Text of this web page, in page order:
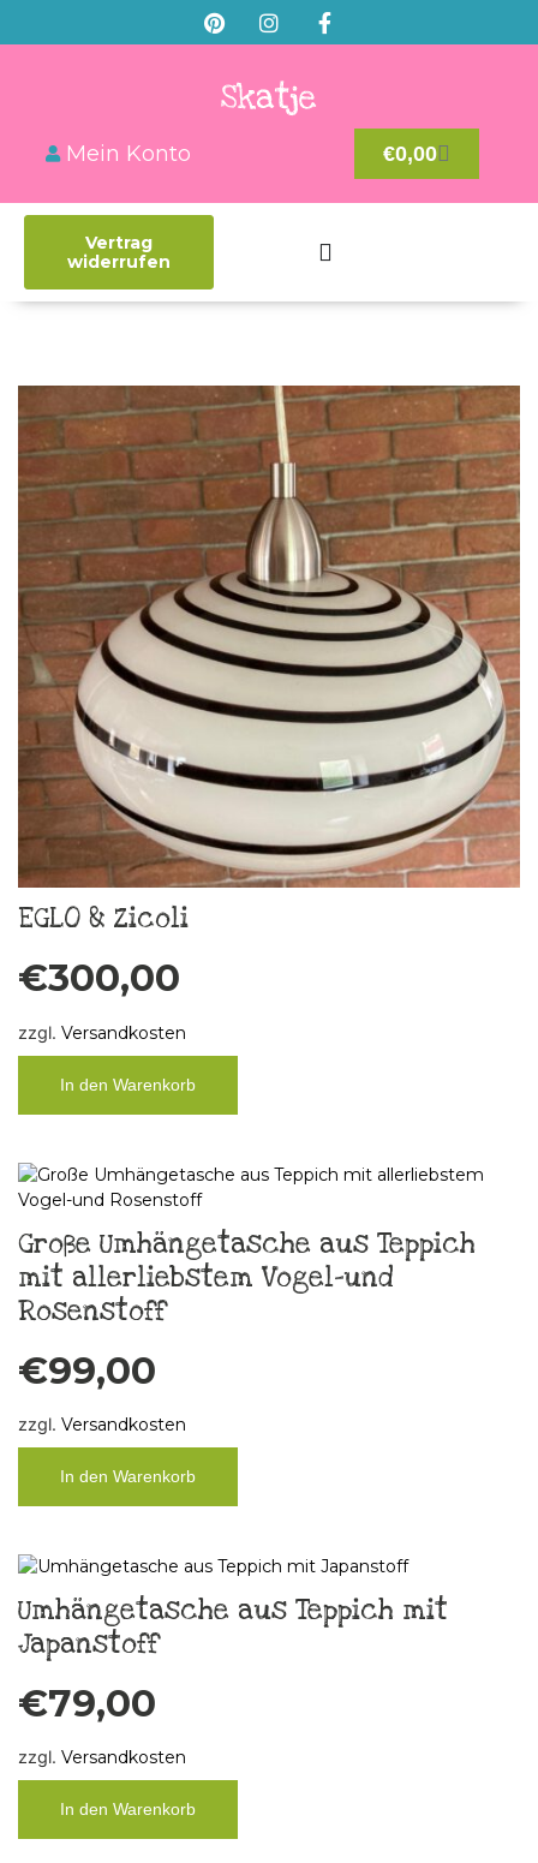
Mein Konto €0,00
Vertrag
widerrufen
EGLO & Zicoli
€300,00
zzgl. Versandkosten
In den Warenkorb
Große Umhängetasche aus Teppich
mit allerliebstem Vogel-und
Rosenstoff
€99,00
zzgl. Versandkosten
In den Warenkorb
Umhängetasche aus Teppich mit
Japanstoff
€79,00
zzgl. Versandkosten
In den Warenkorb